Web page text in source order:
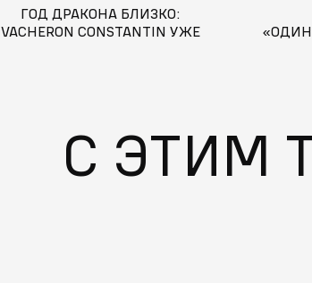
ГОД ДРАКОНА БЛИЗКО:
VACHERON CONSTANTIN УЖЕ
С ЭТИМ